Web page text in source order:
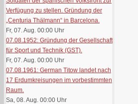
Verfügung zu stellen. Gründung der
„Centuria Thälmann“ in Barcelona.
Fr, 07. Aug. 00:00 Uhr
07.08.1952: Gründung der Gesellschaft
für Sport und Technik (GST).
Fr, 07. Aug. 00:00 Uhr
07.08.1961: German Titow landet nach
17 Erdumkreisungen im vorbestimmten
Raum.
Sa, 08. Aug. 00:00 Uhr